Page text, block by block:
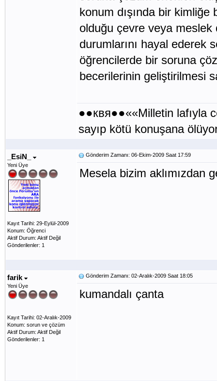
konum dışında bir
olduğu çevre veya meslek
durumlarını hayal ederek
öğrencilerde bir soruna
becerilerinin geliştirilmesi
●●квя●●««Milletin lafıyla
sayıp kötü konuşana
_EsiN_
Yeni Üye
Kayıt Tarihi: 29-Eylül-2009
Konum: Öğrenci
Aktif Durum: Aktif Değil
Gönderilenler: 1
Gönderim Zamanı: 06-Ekim-2009 Saat 17:59
Mesela bizim aklımızdan
farik
Yeni Üye
Kayıt Tarihi: 02-Aralık-2009
Konum: sorun ve çözüm
Aktif Durum: Aktif Değil
Gönderilenler: 1
Gönderim Zamanı: 02-Aralık-2009 Saat 18:05
kumandalı çanta